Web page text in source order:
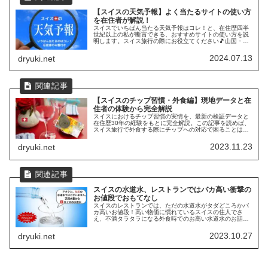
【スイスの天気予報】よく当たるサイトの使い方
を在住者が解説！
スイスでいちばん当たる天気予報はコレ！と、在住歴四半
世紀以上の私が断言できる、おすすめサイトの使い方を説
明します。スイス旅行の際にお役立てください🎵山国・ス
dryuki.net 2024.07.13
【スイスのチップ習慣・外食編】現地データと在
住者の体験から完全解説
スイスにおけるチップ習慣の実情を、最新の検証データと
在住歴30年の経験をもとに完全解説。この記事を読めば、
スイス旅行で外食する際にチップへの対応で困ることはな
dryuki.net 2023.11.23
スイスの水道水、レストランではバカ高い衝撃の
お値段でおもてなし
スイスのレストランでは、ただの水道水がタダどころかバ
カ高いお値段！高い物価に慣れているスイスの住人でさ
え、不満タラタラになる外食時でのお高い水道水のお話
dryuki.net 2023.10.27